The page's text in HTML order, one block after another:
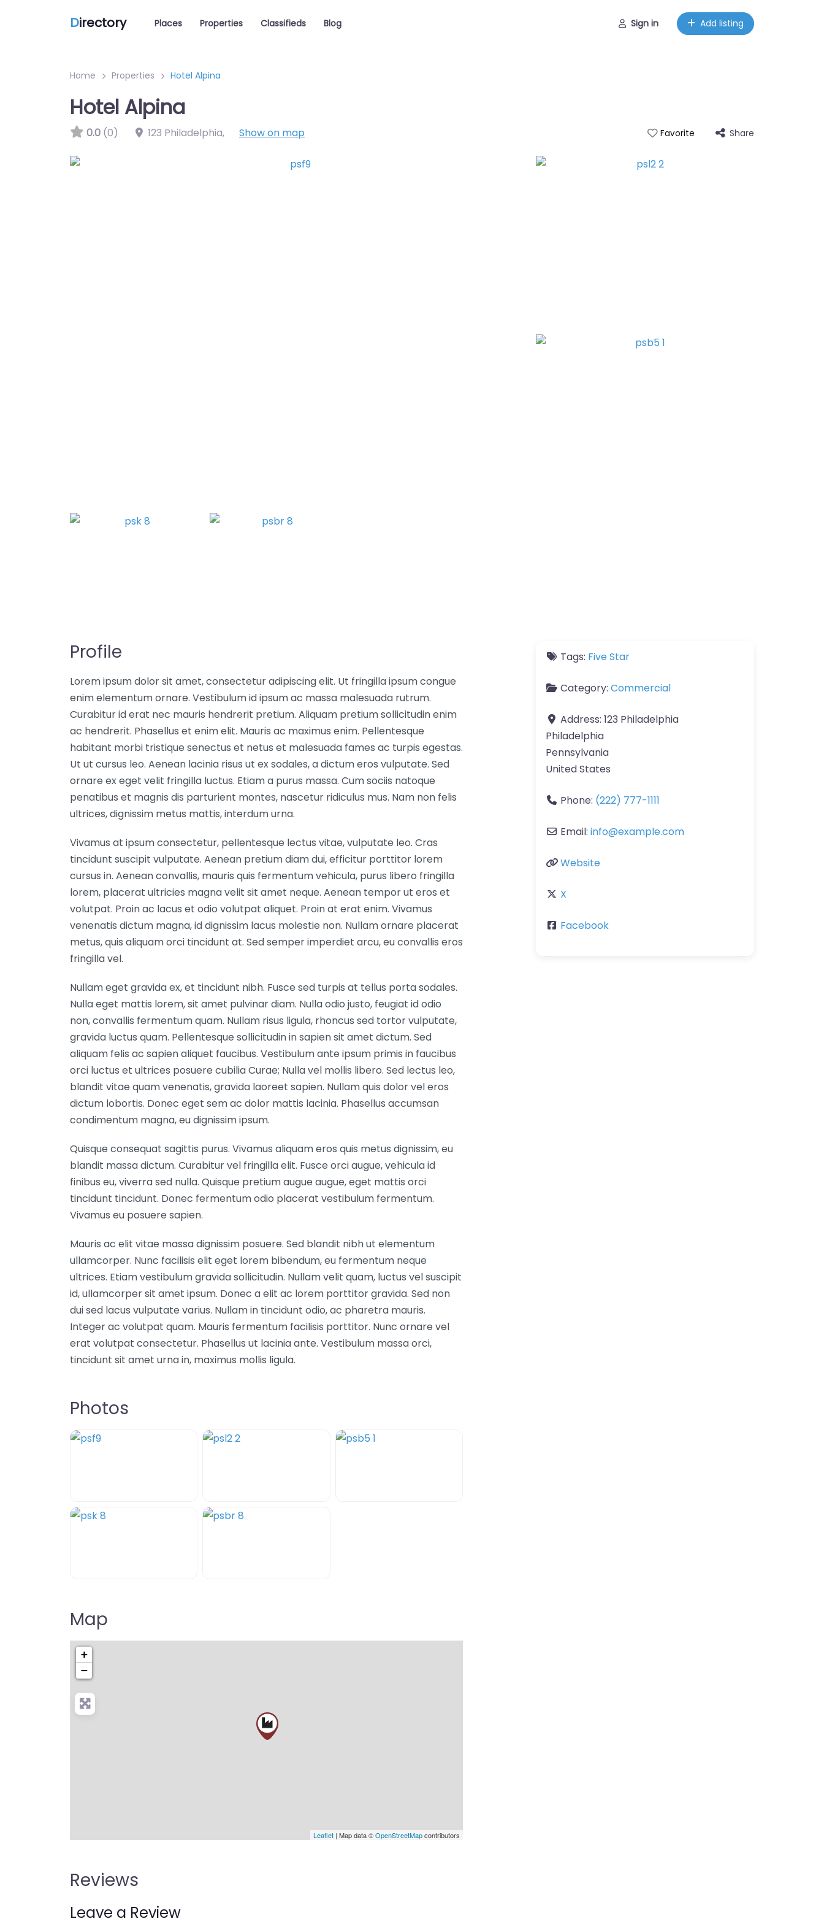
Directory Places Properties Classifieds Blog Sign in Add listing
Home Properties Hotel Alpina
Hotel Alpina
0.0 (0) 123 Philadelphia, Show on map Favorite Share
Profile
Lorem ipsum dolor sit amet, consectetur adipiscing elit. Ut fringilla ipsum congue
enim elementum ornare. Vestibulum id ipsum ac massa malesuada rutrum.
Curabitur id erat nec mauris hendrerit pretium. Aliquam pretium sollicitudin enim
ac hendrerit. Phasellus et enim elit. Mauris ac maximus enim. Pellentesque
habitant morbi tristique senectus et netus et malesuada fames ac turpis egestas.
Ut ut cursus leo. Aenean lacinia risus ut ex sodales, a dictum eros vulputate. Sed
ornare ex eget velit fringilla luctus. Etiam a purus massa. Cum sociis natoque
penatibus et magnis dis parturient montes, nascetur ridiculus mus. Nam non felis
ultrices, dignissim metus mattis, interdum urna.
Vivamus at ipsum consectetur, pellentesque lectus vitae, vulputate leo. Cras
tincidunt suscipit vulputate. Aenean pretium diam dui, efficitur porttitor lorem
cursus in. Aenean convallis, mauris quis fermentum vehicula, purus libero fringilla
lorem, placerat ultricies magna velit sit amet neque. Aenean tempor ut eros et
volutpat. Proin ac lacus et odio volutpat aliquet. Proin at erat enim. Vivamus
venenatis dictum magna, id dignissim lacus molestie non. Nullam ornare placerat
metus, quis aliquam orci tincidunt at. Sed semper imperdiet arcu, eu convallis eros
fringilla vel.
Nullam eget gravida ex, et tincidunt nibh. Fusce sed turpis at tellus porta sodales.
Nulla eget mattis lorem, sit amet pulvinar diam. Nulla odio justo, feugiat id odio
non, convallis fermentum quam. Nullam risus ligula, rhoncus sed tortor vulputate,
gravida luctus quam. Pellentesque sollicitudin in sapien sit amet dictum. Sed
aliquam felis ac sapien aliquet faucibus. Vestibulum ante ipsum primis in faucibus
orci luctus et ultrices posuere cubilia Curae; Nulla vel mollis libero. Sed lectus leo,
blandit vitae quam venenatis, gravida laoreet sapien. Nullam quis dolor vel eros
dictum lobortis. Donec eget sem ac dolor mattis lacinia. Phasellus accumsan
condimentum magna, eu dignissim ipsum.
Quisque consequat sagittis purus. Vivamus aliquam eros quis metus dignissim, eu
blandit massa dictum. Curabitur vel fringilla elit. Fusce orci augue, vehicula id
finibus eu, viverra sed nulla. Quisque pretium augue augue, eget mattis orci
tincidunt tincidunt. Donec fermentum odio placerat vestibulum fermentum.
Vivamus eu posuere sapien.
Mauris ac elit vitae massa dignissim posuere. Sed blandit nibh ut elementum
ullamcorper. Nunc facilisis elit eget lorem bibendum, eu fermentum neque
ultrices. Etiam vestibulum gravida sollicitudin. Nullam velit quam, luctus vel suscipit
id, ullamcorper sit amet ipsum. Donec a elit ac lorem porttitor gravida. Sed non
dui sed lacus vulputate varius. Nullam in tincidunt odio, ac pharetra mauris.
Integer ac volutpat quam. Mauris fermentum facilisis porttitor. Nunc ornare vel
erat volutpat consectetur. Phasellus ut lacinia ante. Vestibulum massa orci,
tincidunt sit amet urna in, maximus mollis ligula.
Photos
Map
+
−
Leaflet | Map data ©OpenStreetMapcontributors
Reviews
Leave a Review
Tags: Five Star
Category: Commercial
Address: 123 Philadelphia
Philadelphia
Pennsylvania
United States
Phone: (222) 777-1111
Email: info@example.com
Website
X
Facebook